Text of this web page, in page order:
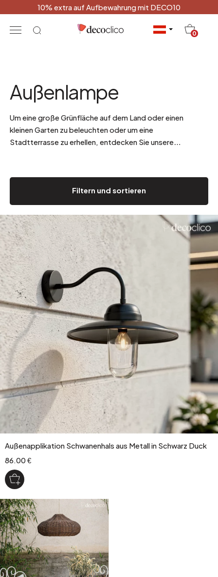
10% extra auf Aufbewahrung mit DECO10
0
Außenlampe
Um eine große Grünfläche auf dem Land oder einen
kleinen Garten zu beleuchten oder um eine
Stadtterrasse zu erhellen, entdecken Sie unsere
Filtern und sortieren
Außenapplikation Schwanenhals aus Metall in Schwarz Duck
86.00 €